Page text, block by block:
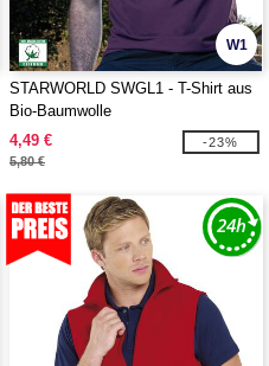
W1
STARWORLD SWGL1 - T-Shirt aus
Bio-Baumwolle
4,49 €
5,80 €
-23%